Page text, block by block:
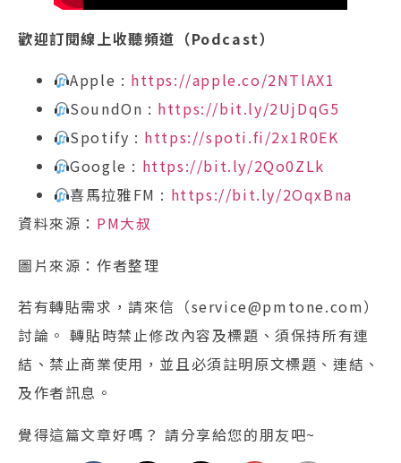
歡迎訂閱線上收聽頻道（Podcast）
Apple : https://apple.co/2NTlAX1
SoundOn : https://bit.ly/2UjDqG5
Spotify : https://spoti.fi/2x1R0EK
Google : https://bit.ly/2Qo0ZLk
喜馬拉雅FM : https://bit.ly/2OqxBna
資料來源： PM大叔
圖片來源：作者整理
若有轉貼需求，請來信（service@pmtone.com）
討論。 轉貼時禁止修改內容及標題、須保持所有連
結、禁止商業使用，並且必須註明原文標題、連結、
及作者訊息。
覺得這篇文章好嗎？ 請分享給您的朋友吧~